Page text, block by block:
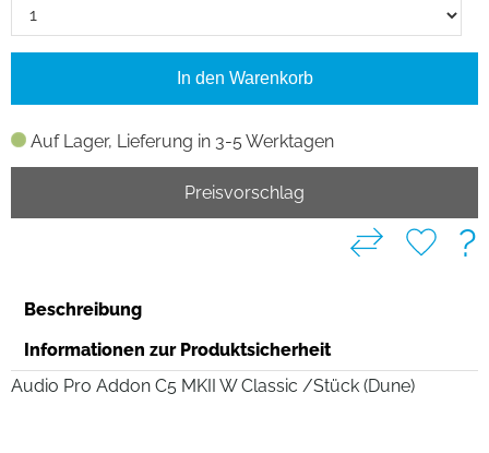
Auf Lager, Lieferung in 3-5 Werktagen
In den Warenkorb
Preisvorschlag
?
Beschreibung
Informationen zur Produktsicherheit
Audio Pro Addon C5 MKII W Classic /Stück (Dune)